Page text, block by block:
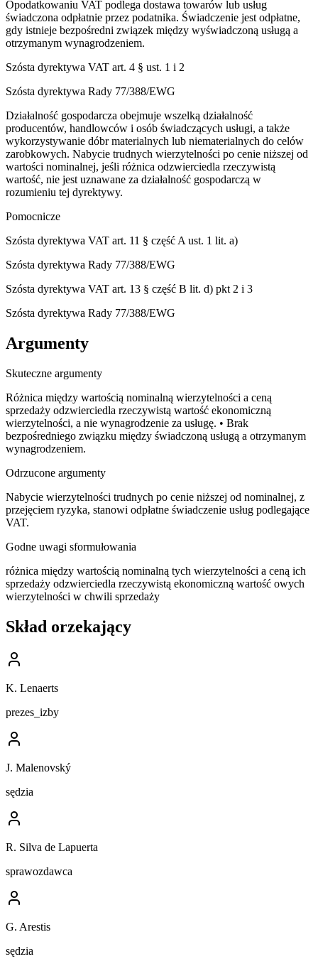
Opodatkowaniu VAT podlega dostawa towarów lub usług
świadczona odpłatnie przez podatnika. Świadczenie jest odpłatne,
gdy istnieje bezpośredni związek między wyświadczoną usługą a
otrzymanym wynagrodzeniem.
Szósta dyrektywa VAT art. 4 § ust. 1 i 2
Szósta dyrektywa Rady 77/388/EWG
Działalność gospodarcza obejmuje wszelką działalność
producentów, handlowców i osób świadczących usługi, a także
wykorzystywanie dóbr materialnych lub niematerialnych do celów
zarobkowych. Nabycie trudnych wierzytelności po cenie niższej od
wartości nominalnej, jeśli różnica odzwierciedla rzeczywistą
wartość, nie jest uznawane za działalność gospodarczą w
rozumieniu tej dyrektywy.
Pomocnicze
Szósta dyrektywa VAT art. 11 § część A ust. 1 lit. a)
Szósta dyrektywa Rady 77/388/EWG
Szósta dyrektywa VAT art. 13 § część B lit. d) pkt 2 i 3
Szósta dyrektywa Rady 77/388/EWG
Argumenty
Skuteczne argumenty
Różnica między wartością nominalną wierzytelności a ceną
sprzedaży odzwierciedla rzeczywistą wartość ekonomiczną
wierzytelności, a nie wynagrodzenie za usługę. • Brak
bezpośredniego związku między świadczoną usługą a otrzymanym
wynagrodzeniem.
Odrzucone argumenty
Nabycie wierzytelności trudnych po cenie niższej od nominalnej, z
przejęciem ryzyka, stanowi odpłatne świadczenie usług podlegające
VAT.
Godne uwagi sformułowania
różnica między wartością nominalną tych wierzytelności a ceną ich
sprzedaży odzwierciedla rzeczywistą ekonomiczną wartość owych
wierzytelności w chwili sprzedaży
Skład orzekający
K. Lenaerts
prezes_izby
J. Malenovský
sędzia
R. Silva de Lapuerta
sprawozdawca
G. Arestis
sędzia